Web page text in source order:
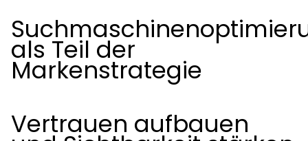
als Teil der
Markenstrategie
Vertrauen aufbauen